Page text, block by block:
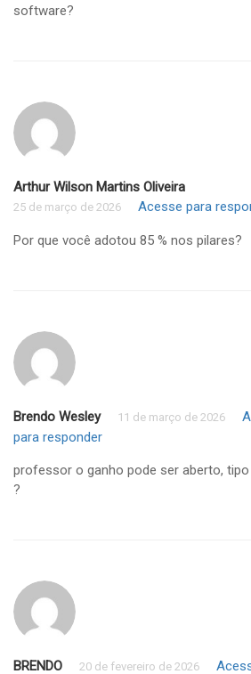
software?
Arthur Wilson Martins Oliveira
25 de março de 2026 Acesse para
Por que você adotou 85 % nos pilares?
Brendo Wesley 11 de março de 2026
para responder
professor o ganho pode ser aberto,
?
BRENDO 20 de fevereiro de 2026